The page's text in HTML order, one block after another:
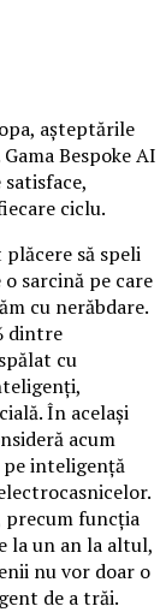
așteptările
Bespoke AI
ciclu.
să speli
sarcină pe care
cu nerăbdare.
dintre
cu
În același
acum
pe inteligență
funcția
la un an la altul,
nu vor doar o
de a trăi.